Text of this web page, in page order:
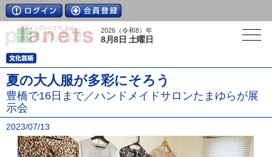
2026（令和8）年
8月8日 土曜日
夏の大人服が多彩にそろう
豊橋で16日まで／ハンドメイドサロンたまゆらが展
示会
2023/07/13